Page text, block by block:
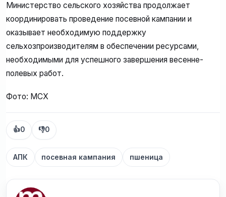
Министерство сельского хозяйства продолжает
координировать проведение посевной кампании и
оказывает необходимую поддержку
сельхозпроизводителям в обеспечении ресурсами,
необходимыми для успешного завершения весенне-
полевых работ.
Фото: МСХ
👍0 👎0
АПК посевная кампания пшеница